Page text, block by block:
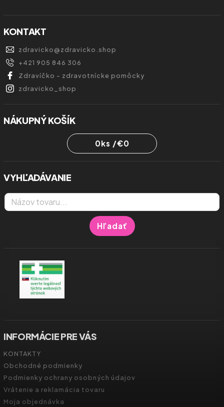
KONTAKT
zdravicko@zdravicko.shop
+421 905 846 306
Zdravíčko - zdravotnícke pomôcky
zdravicko_shop
NÁKUPNÝ KOŠÍK
0ks /€0
VYHĽADÁVANIE
Hľadať
INFORMÁCIE PRE VÁS
KONTAKTY
Obchodné podmienky
Podmienky ochrany osobných údajov
Vrátenie a reklamácia tovaru
Moja objednávka